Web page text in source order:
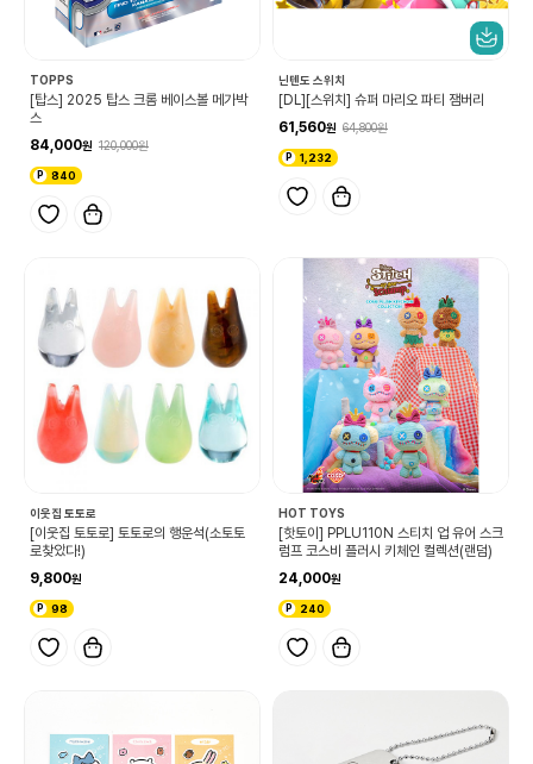
TOPPS
[탑스] 2025 탑스 크롬 베이스볼 메가박
스
84,000
120,000
840
닌텐도 스위치
[DL][스위치] 슈퍼 마리오 파티 잼버리
61,560
64,800
1,232
이웃집 토토로
[이웃집 토토로] 토토로의 행운석(소토토
로찾았다!)
9,800
98
HOT TOYS
[핫토이] PPLU110N 스티치 업 유어 스크
럼프 코스비 플러시 키체인 컬렉션(랜덤)
24,000
240